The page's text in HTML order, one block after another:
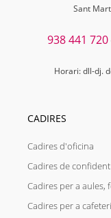
Sant
938 441 720
Horari: dll-dj.
CADIRES
Cadires d'oficina
Cadires de confident
Cadires per a aules,
Cadires per a